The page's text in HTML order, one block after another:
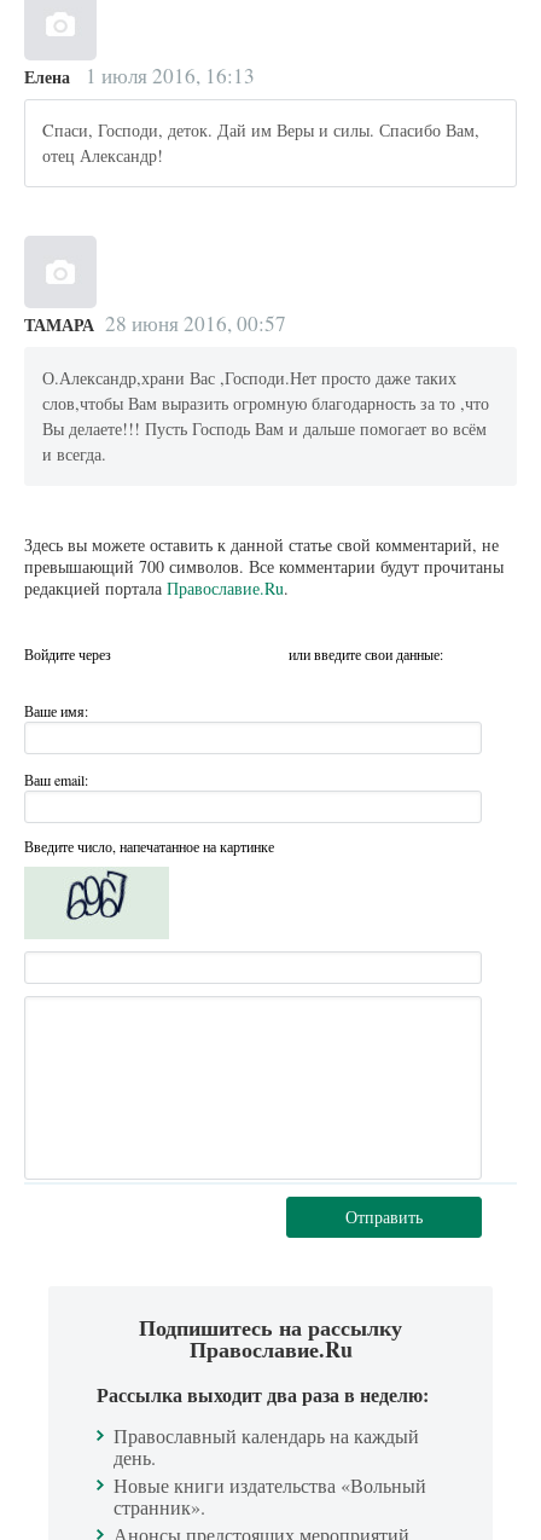
Елена 1 июля 2016, 16:13
Cпаси, Господи, деток. Дай им Веры и силы. Спасибо Вам,
отец Александр!
ТАМАРА 28 июня 2016, 00:57
О.Александр,храни Вас ,Господи.Нет просто даже таких
слов,чтобы Вам выразить огромную благодарность за то ,что
Вы делаете!!! Пусть Господь Вам и дальше помогает во всём
и всегда.
Здесь вы можете оставить к данной статье свой комментарий, не
превышающий 700 символов. Все комментарии будут прочитаны
редакцией портала Православие.Ru.
Войдите через или введите свои данные:
Ваше имя:
Ваш email:
Введите число, напечатанное на картинке
Отправить
Подпишитесь на рассылку
Православие.Ru
Рассылка выходит два раза в неделю:
Православный календарь на каждый
день.
Новые книги издательства «Вольный
странник».